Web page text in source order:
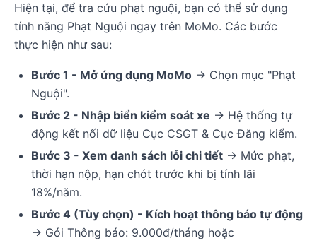
Hiện tại, để tra cứu phạt nguội, bạn có thể sử dụng
tính năng Phạt Nguội ngay trên MoMo. Các bước
thực hiện như sau:
Bước 1 - Mở ứng dụng MoMo → Chọn mục "Phạt
Nguội".
Bước 2 - Nhập biển kiểm soát xe → Hệ thống tự
động kết nối dữ liệu Cục CSGT & Cục Đăng kiểm.
Bước 3 - Xem danh sách lỗi chi tiết → Mức phạt,
thời hạn nộp, hạn chót trước khi bị tính lãi
18%/năm.
Bước 4 (Tùy chọn) - Kích hoạt thông báo tự động
→ Gói Thông báo: 9.000đ/tháng hoặc